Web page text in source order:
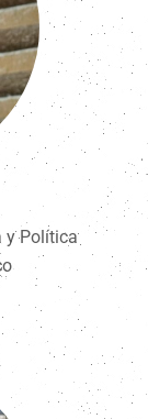
y Política